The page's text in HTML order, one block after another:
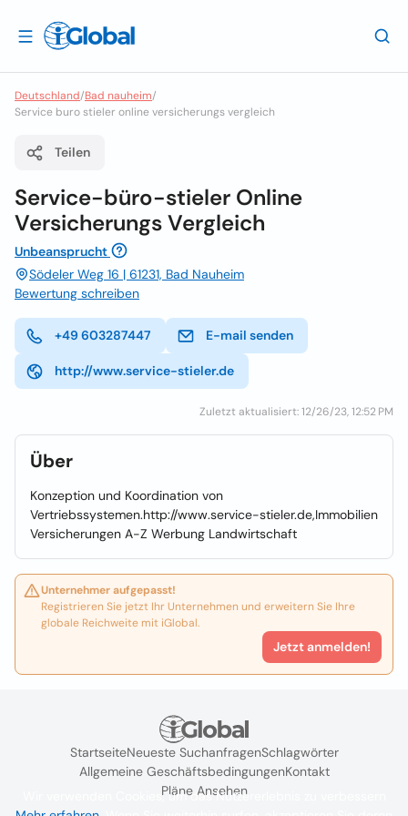
Deutschland/Bad nauheim/
Service buro stieler online versicherungs vergleich
Teilen
Service-büro-stieler Online
Versicherungs Vergleich
Unbeansprucht
Södeler Weg 16 | 61231, Bad Nauheim
Bewertung schreiben
+49 603287447 E-mail senden
http://www.service-stieler.de
Zuletzt aktualisiert: 12/26/23, 12:52 PM
Über
Konzeption und Koordination von
Vertriebssystemen.http://www.service-stieler.de,Immobilien
Versicherungen A-Z Werbung Landwirtschaft
Unternehmer aufgepasst!
Registrieren Sie jetzt Ihr Unternehmen und erweitern Sie Ihre
globale Reichweite mit iGlobal.
Jetzt anmelden!
StartseiteNeueste SuchanfragenSchlagwörter
Allgemeine GeschäftsbedingungenKontakt
Pläne Ansehen
Wir verwenden Cookies, um das Nutzererlebnis zu verbessern